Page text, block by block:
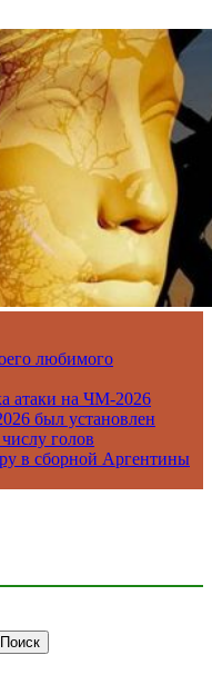
любимого
атаки на ЧМ-2026
был установлен
голов
в сборной Аргентины